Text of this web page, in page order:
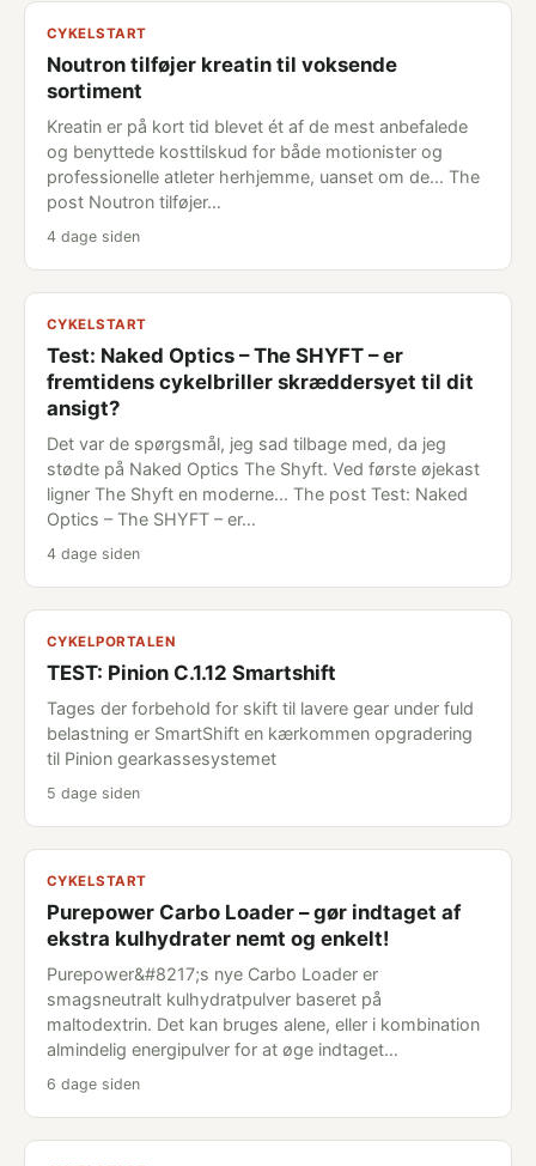
CYKELSTART
Noutron tilføjer kreatin til voksende
sortiment
Kreatin er på kort tid blevet ét af de mest anbefalede
og benyttede kosttilskud for både motionister og
professionelle atleter herhjemme, uanset om de... The
post Noutron tilføjer…
4 dage siden
CYKELSTART
Test: Naked Optics – The SHYFT – er
fremtidens cykelbriller skræddersyet til dit
ansigt?
Det var de spørgsmål, jeg sad tilbage med, da jeg
stødte på Naked Optics The Shyft. Ved første øjekast
ligner The Shyft en moderne... The post Test: Naked
Optics – The SHYFT – er…
4 dage siden
CYKELPORTALEN
TEST: Pinion C.1.12 Smartshift
Tages der forbehold for skift til lavere gear under fuld
belastning er SmartShift en kærkommen opgradering
til Pinion gearkassesystemet
5 dage siden
CYKELSTART
Purepower Carbo Loader – gør indtaget af
ekstra kulhydrater nemt og enkelt!
Purepower&#8217;s nye Carbo Loader er
smagsneutralt kulhydratpulver baseret på
maltodextrin. Det kan bruges alene, eller i kombination
almindelig energipulver for at øge indtaget…
6 dage siden